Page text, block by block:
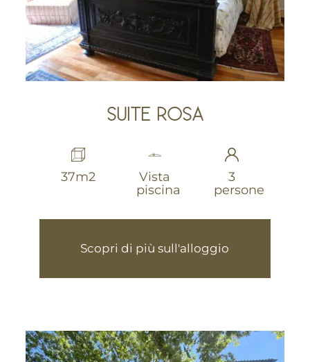
SUITE ROSA
37m2
Vista
piscina
3
persone
Scopri di più sull'alloggio